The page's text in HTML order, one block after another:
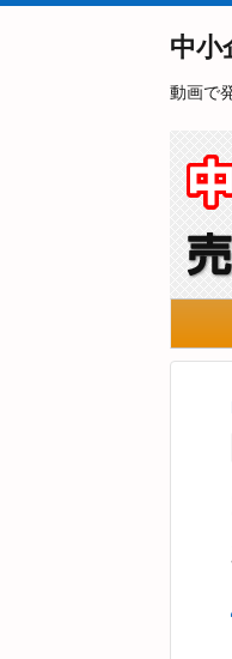
中小
動画で